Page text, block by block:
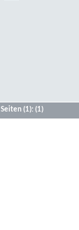
Seiten(1):(1)